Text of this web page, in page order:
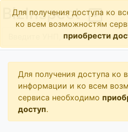
BizInspect
Для получения доступа ко
ко всем возможностям
приобрести
Для получения доступа ко
информации и ко всем
сервиса необходимо
доступ.